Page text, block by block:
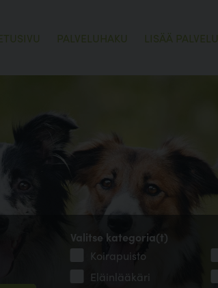
PALVELUHAKU LISÄÄ PALVELU
Valitse kategoria(t)
Koirapuisto
Eläinlääkäri